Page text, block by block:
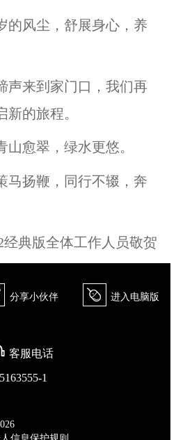
风尘，舒展身心，养
来到家门口，我们再
的旅程。
愈翠，绿水更悠。
扬鞭，同行不辍，奔
典版全体工作人员敬贺
分享小伙伴 򰀄 进入电脑版
客服电话
1